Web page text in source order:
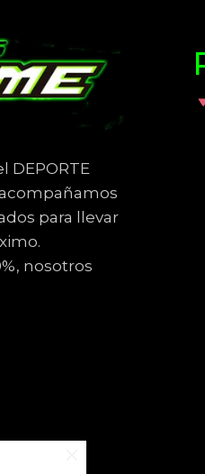
DEPORTE
para llevar
nosotros